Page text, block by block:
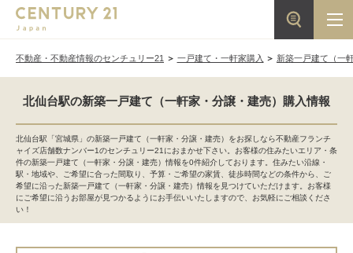
不動産・不動産情報のセンチュリー21 一戸建て・一軒家購入 新築一戸建て（一
北仙台駅の新築一戸建て（一軒家・分譲・建売）購入情報
北仙台駅「宮城県」の新築一戸建て（一軒家・分譲・建売）をお探しなら不動産フランチ
ャイズ店舗数ナンバー1のセンチュリー21におまかせ下さい。お客様の住みたいエリア・条
件の新築一戸建て（一軒家・分譲・建売）情報を0件紹介しております。住みたい沿線・
駅・地域や、ご希望に合った間取り、予算・ご希望の家賃、徒歩時間などの条件から、ご
希望に沿った新築一戸建て（一軒家・分譲・建売）情報を見つけていただけます。お客様
にご希望に沿うお部屋が見つかるようにお手伝いいたしますので、お気軽にご相談くださ
い！